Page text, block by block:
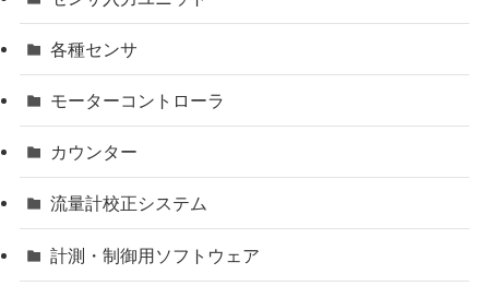
各種センサ
モーターコントローラ
カウンター
流量計校正システム
計測・制御用ソフトウェア